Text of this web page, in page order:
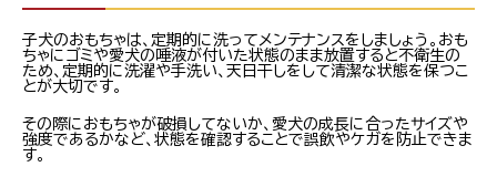
子犬のおもちゃは、定期的に洗ってメンテナンスをしましょう。おも
ちゃにゴミや愛犬の唾液が付いた状態のまま放置すると不衛生の
ため、定期的に洗濯や手洗い、天日干しをして清潔な状態を保つこ
とが大切です。
その際におもちゃが破損してないか、愛犬の成長に合ったサイズや
強度であるかなど、状態を確認することで誤飲やケガを防止できま
す。